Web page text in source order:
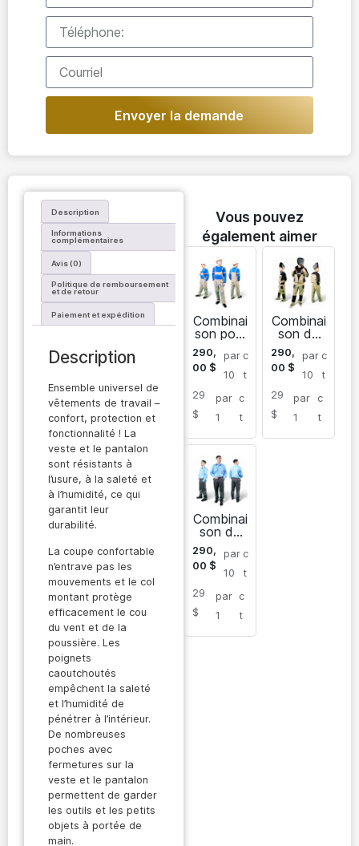
Envoyer la demande
Description
Informations
complémentaires
Avis (0)
Politique de remboursement
et de retour
Paiement et expédition
Description
Ensemble universel de
vêtements de travail –
confort, protection et
fonctionnalité ! La
veste et le pantalon
sont résistants à
l’usure, à la saleté et
à l’humidité, ce qui
garantit leur
durabilité.
La coupe confortable
n’entrave pas les
mouvements et le col
montant protège
efficacement le cou
du vent et de la
poussière. Les
poignets
caoutchoutés
empêchent la saleté
et l’humidité de
pénétrer à l’intérieur.
De nombreuses
poches avec
fermetures sur la
veste et le pantalon
permettent de garder
les outils et les petits
objets à portée de
main.
Vous pouvez
également aimer
Combinai
son pour
construc
teur
290,
00 $
par
10
c
t
29
$
par
1
c
t
Combinai
son de
soudeur
pour
hommes
290,
00 $
par
10
c
t
29
$
par
1
c
t
Combinai
son de
sécurité
Sarayan
290,
00 $
par
10
c
t
29
$
par
1
c
t